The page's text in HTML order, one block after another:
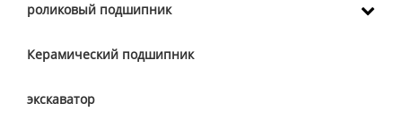
роликовый подшипник
Керамический подшипник
экскаватор